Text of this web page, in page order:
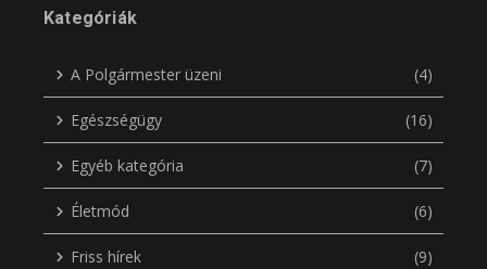
Kategóriák
A Polgármester üzeni (4)
Egészségügy (16)
Egyéb kategória (7)
Életmód (6)
Friss hírek (9)